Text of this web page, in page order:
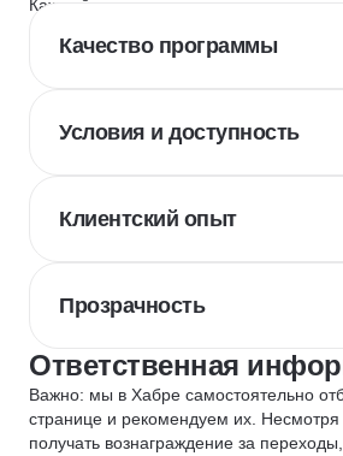
Каждый курс и школу мы оцениваем по
Качество программы
Условия и доступность
Клиентский опыт
Прозрачность
Ответственная
Важно: мы в Хабре самостоятельно
странице и рекомендуем их.
получать вознаграждение за